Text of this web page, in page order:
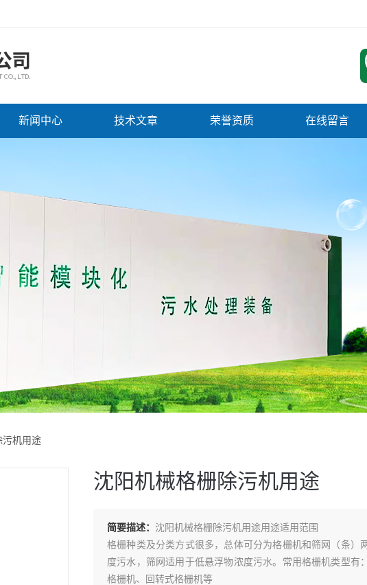
新闻中心 技术文章 荣誉资质 在线留言
机用途
沈阳机械格栅除污机用途
简要描述： 沈阳机械格栅除污机用途用途适用范围
格栅种类及分类方式很多，总体可分为格栅机和筛网（条）
度污水，筛网适用于低悬浮物浓度污水。常用格栅机类型有
格栅机、回转式格栅机等